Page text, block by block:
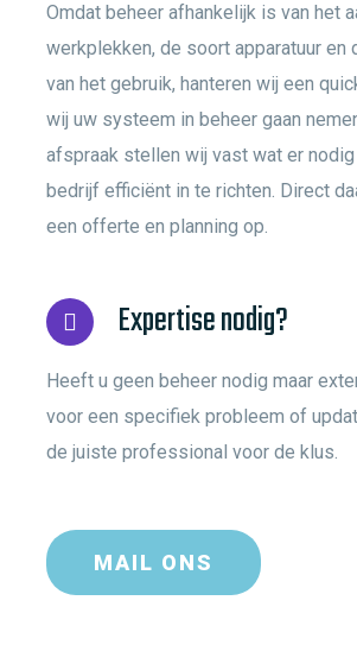
Omdat beheer afhankelijk is van het
werkplekken, de soort apparatuur en
van het gebruik, hanteren wij een
wij uw systeem in beheer gaan
afspraak stellen wij vast wat er
bedrijf efficiënt in te richten. Direct
een offerte en planning op.
Expertise nodig?
Heeft u geen beheer nodig maar
voor een specifiek probleem of
de juiste professional voor de klus.
MAIL ONS